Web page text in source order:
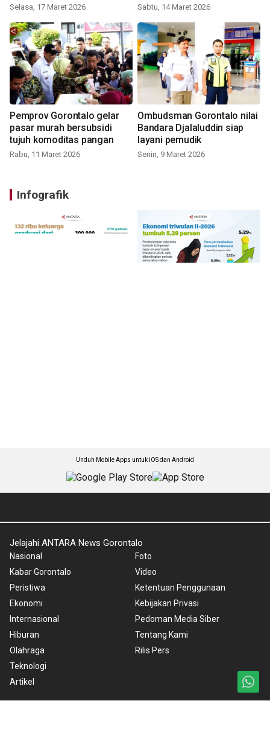
Selasa, 17 Maret 2026 Sabtu, 14 Maret 2026
Pemprov Gorontalo gelar
pasar murah bersubsidi
tujuh komoditas pangan
Rabu, 11 Maret 2026
Ombudsman Gorontalo nilai
Bandara Djalaluddin siap
layani pemudik
Senin, 9 Maret 2026
Infografik
Unduh Mobile Apps untuk iOS dan Android
Jelajahi ANTARA News Gorontalo
Nasional
Kabar Gorontalo
Peristiwa
Ekonomi
Internasional
Hiburan
Olahraga
Teknologi
Artikel
Foto
Video
Ketentuan Penggunaan
Kebijakan Privasi
Pedoman Media Siber
Tentang Kami
Rilis Pers